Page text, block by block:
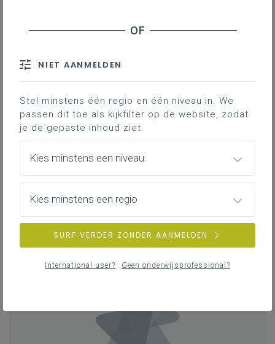
en/of voldoende zijn? Hoe doen we dit?
Waarom redelijke aanpassingen?
NIET AANMELDEN
Stel minstens één regio en één niveau in. We
passen dit toe als kijkfilter op de website, zodat
je de gepaste inhoud ziet.
Kies minstens een niveau
Kies minstens een regio
SURF VERDER ZONDER AANMELDEN
International user? Geen onderwijsprofessional?